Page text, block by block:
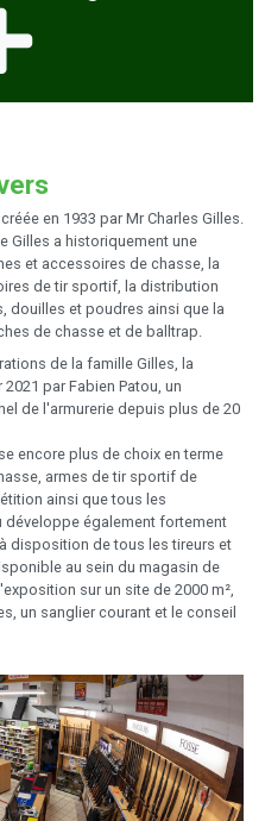
en 1933 par Mr Charles Gilles.
Gilles a historiquement une
et accessoires de chasse, la
de tir sportif, la distribution
douilles et poudres ainsi que la
de chasse et de balltrap.
de la famille Gilles, la
par Fabien Patou, un
de l'armurerie depuis plus de 20
plus de choix en terme
armes de tir sportif de
ainsi que tous les
développe également fortement
disposition de tous les tireurs et
au sein du magasin de
sur un site de 2000 m²,
un sanglier courant et le conseil